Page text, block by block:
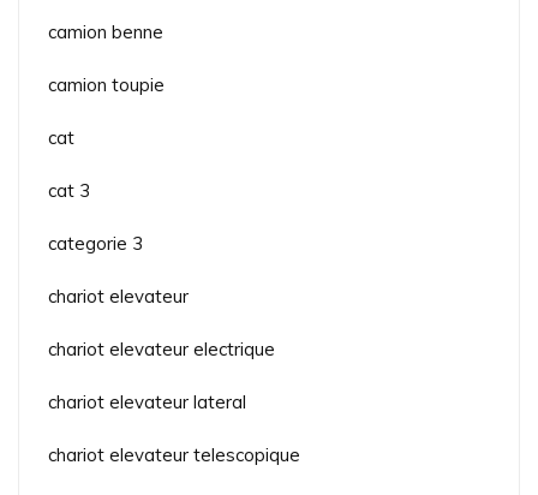
camion benne
camion toupie
cat
cat 3
categorie 3
chariot elevateur
chariot elevateur electrique
chariot elevateur lateral
chariot elevateur telescopique